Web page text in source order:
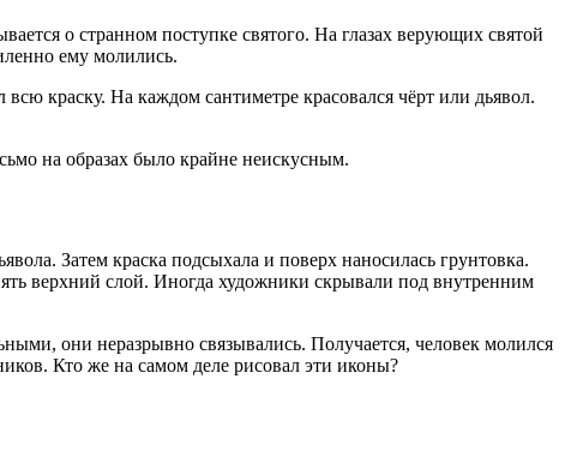
о странном поступке святого. На глазах верующих святой
ему молились.
краску. На каждом сантиметре красовался чёрт или дьявол.
на образах было крайне неискусным.
Затем краска подсыхала и поверх наносилась грунтовка.
верхний слой. Иногда художники скрывали под внутренним
они неразрывно связывались. Получается, человек молился
Кто же на самом деле рисовал эти иконы?